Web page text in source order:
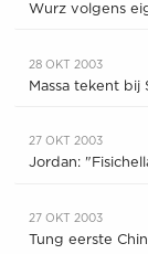
Wurz volgens
28 OKT 2003
Massa tekent bij
27 OKT 2003
Jordan:
27 OKT 2003
Tung eerste